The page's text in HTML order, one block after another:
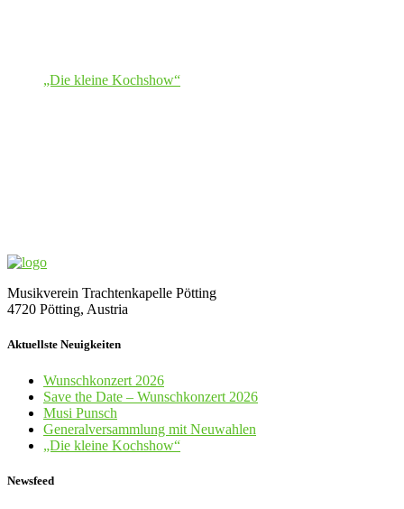
„Die kleine Kochshow“
Musikverein Trachtenkapelle Pötting
4720 Pötting, Austria
Aktuellste Neuigkeiten
Wunschkonzert 2026
Save the Date – Wunschkonzert 2026
Musi Punsch
Generalversammlung mit Neuwahlen
„Die kleine Kochshow“
Newsfeed